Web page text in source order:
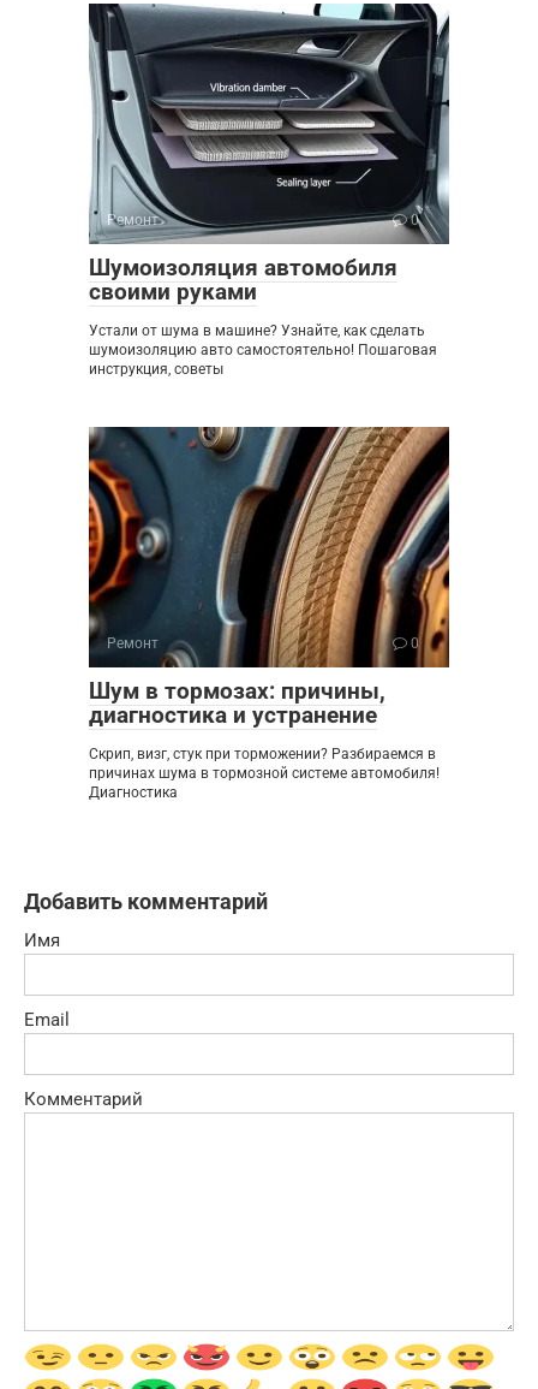
Ремонт 0
Шумоизоляция автомобиля
своими руками
Устали от шума в машине? Узнайте, как сделать
шумоизоляцию авто самостоятельно! Пошаговая
инструкция, советы
Ремонт 0
Шум в тормозах: причины,
диагностика и устранение
Скрип, визг, стук при торможении? Разбираемся в
причинах шума в тормозной системе автомобиля!
Диагностика
Добавить комментарий
Имя
Email
Комментарий